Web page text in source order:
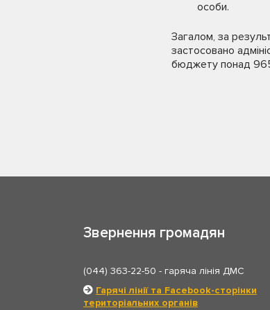
особи.
Загалом, за
застосовано
бюджету понад
Звернення громадян
(044) 363-22-50 - гаряча лінія ДМС
Гарячі лінії та Facebook-сторінки
територіальних органів